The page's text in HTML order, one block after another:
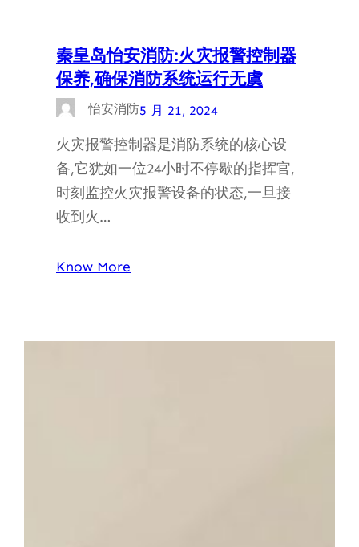
秦皇岛怡安消防:火灾报警控制器
保养,确保消防系统运行无虞
怡安消防5 月 21, 2024
火灾报警控制器是消防系统的核心设
备,它犹如一位24小时不停歇的指挥官,
时刻监控火灾报警设备的状态,一旦接
收到火…
Know More